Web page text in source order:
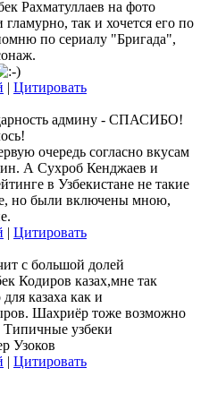
Рахматуллаев на фото
так и хочется его по
по сериалу "Бригада",
| Цитировать
админу - СПАСИБО!
очередь согласно вкусам
А Сухроб Кенджаев и
в Узбекистане не такие
но были включены мною,
| Цитировать
с большой долей
Кодиров казах,мне так
казаха как и
Шахриёр тоже возможно
Типичные узбеки
Узоков
| Цитировать